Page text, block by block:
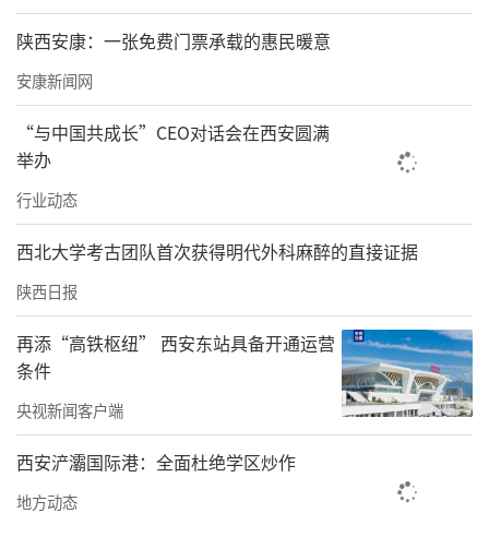
和患者体征，精准维持出入量平衡，及时处理
治疗中出现的轻微过敏反应，确保操作安全。
经过三个小时的“血液大清洗”，次日复查结
果传来喜讯：尤先生甘油三酯降至1.33mmol/
陕西安康：一张免费门票承载的惠民暖意
安康新闻网
“与中国共成长”CEO对话会在西安圆满
举办
行业动态
西北大学考古团队首次获得明代外科麻醉的直接证据
陕西日报
再添“高铁枢纽” 西安东站具备开通运营
条件
央视新闻客户端
西安浐灞国际港：全面杜绝学区炒作
地方动态